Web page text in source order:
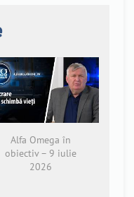
Alfa Omega în
obiectiv – 9 iulie
2026